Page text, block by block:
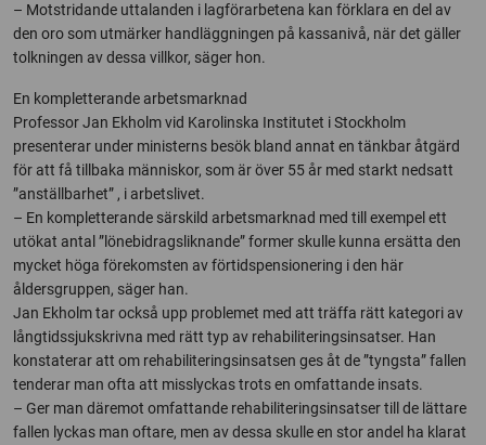
– Motstridande uttalanden i lagförarbetena kan förklara en del av
den oro som utmärker handläggningen på kassanivå, när det gäller
tolkningen av dessa villkor, säger hon.
En kompletterande arbetsmarknad
Professor Jan Ekholm vid Karolinska Institutet i Stockholm
presenterar under ministerns besök bland annat en tänkbar åtgärd
för att få tillbaka människor, som är över 55 år med starkt nedsatt
”anställbarhet” , i arbetslivet.
– En kompletterande särskild arbetsmarknad med till exempel ett
utökat antal ”lönebidragsliknande” former skulle kunna ersätta den
mycket höga förekomsten av förtidspensionering i den här
åldersgruppen, säger han.
Jan Ekholm tar också upp problemet med att träffa rätt kategori av
långtidssjukskrivna med rätt typ av rehabiliteringsinsatser. Han
konstaterar att om rehabiliteringsinsatsen ges åt de ”tyngsta” fallen
tenderar man ofta att misslyckas trots en omfattande insats.
– Ger man däremot omfattande rehabiliteringsinsatser till de lättare
fallen lyckas man oftare, men av dessa skulle en stor andel ha klarat